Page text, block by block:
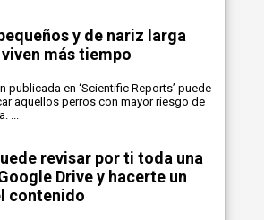
y de nariz larga
más tiempo
publicada en ‘Scientific Reports’ puede
aquellos perros con mayor riesgo de
...
revisar por ti toda una
Drive y hacerte un
contenido